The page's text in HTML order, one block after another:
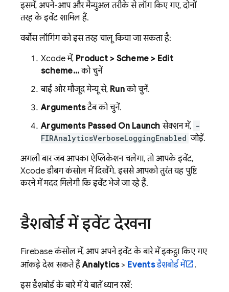
इसमें, अपने-आप और मैन्युअल तरीके से लॉग किए गए, दोनों
तरह के इवेंट शामिल हैं.
वर्बोस लॉगिंग को इस तरह चालू किया जा सकता है:
Xcode में, Product > Scheme > Edit
scheme...को चुनें
बाईं ओर मौजूद मेन्यू से, Runको चुनें.
Argumentsटैब को चुनें.
Arguments Passed On Launch सेक्शन में, -
FIRAnalyticsVerboseLoggingEnabled जोड़ें.
अगली बार जब आपका ऐप्लिकेशन चलेगा, तो आपके इवेंट,
Xcode डीबग कंसोल में दिखेंगे. इससे आपको तुरंत यह पुष्टि
करने में मदद मिलेगी कि इवेंट भेजे जा रहे हैं.
डैशबोर्ड में इवेंट देखना
Firebaseकंसोल में, आप अपने इवेंट के बारे में इकट्ठा किए गए
आंकड़े देख सकते हैंAnalytics> Eventsडैशबोर्ड में
.
इस डैशबोर्ड के बारे में ये बातें ध्यान रखें: